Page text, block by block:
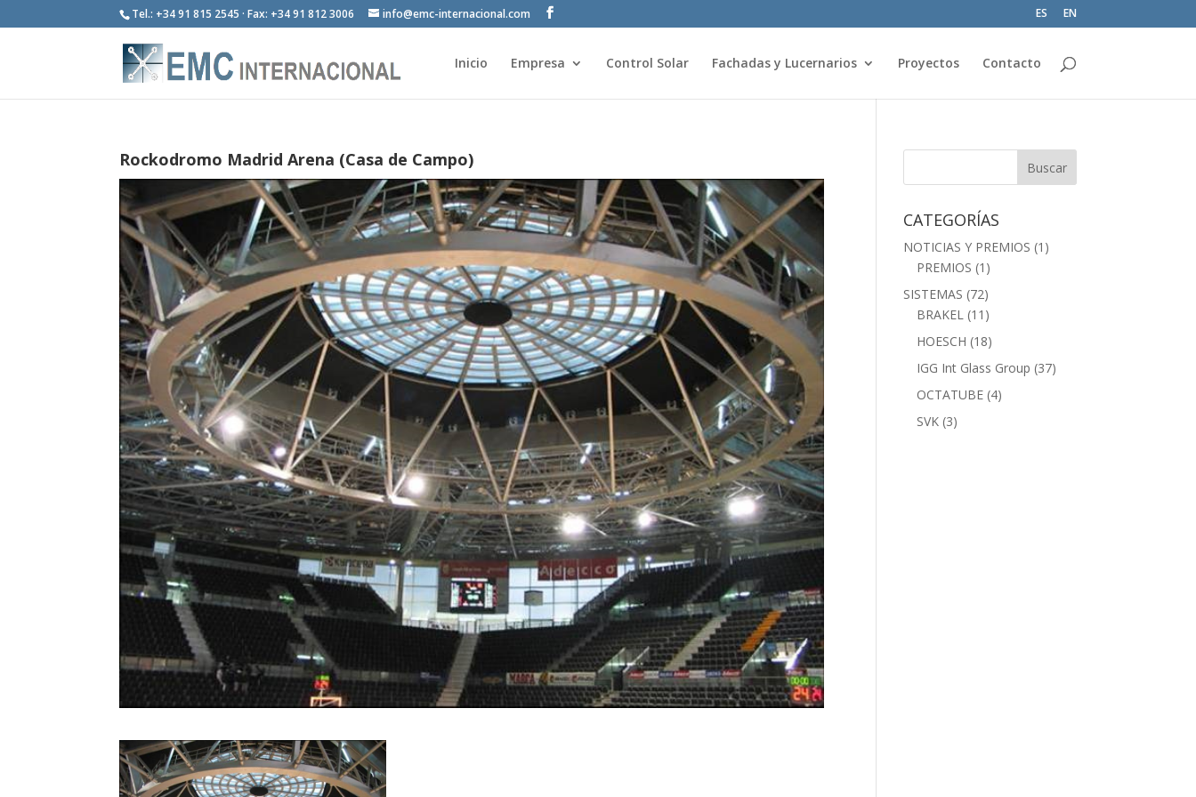
Tel.: +34 91 815 2545 · Fax: +34 91 812 3006 info@emc-internacional.com ES EN
Inicio Empresa Control Solar Fachadas y Lucernarios Proyectos Contacto
Rockodromo Madrid Arena (Casa de Campo)
CATEGORÍAS
NOTICIAS Y PREMIOS (1)
PREMIOS (1)
SISTEMAS (72)
BRAKEL (11)
HOESCH (18)
IGG Int Glass Group (37)
OCTATUBE (4)
SVK (3)